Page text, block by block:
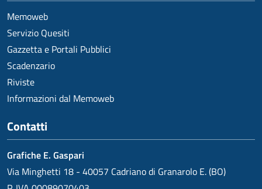
Memoweb
Servizio Quesiti
Gazzetta e Portali Pubblici
Scadenzario
Riviste
Informazioni dal Memoweb
Contatti
Grafiche E. Gaspari
Via Minghetti 18 - 40057 Cadriano di Granarolo E. (BO)